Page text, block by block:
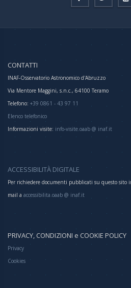
CONTATTI
INAF-Osservatorio Astronomico d'Abruzzo
Via Mentore Maggini, s.n.c., 64100 Teramo
Telefono: +39 0861 - 43 97 11
Elenco telefonico
Informazioni visite: info-visite.oaab @ inaf.it
ACCESSIBILITÀ DIGITALE
Per richiedere documenti pubblicati su questo sito
mail a accessibilita.oaab @ inaf.it
PRIVACY, CONDIZIONI e COOKIE POLICY
Privacy
Cookies